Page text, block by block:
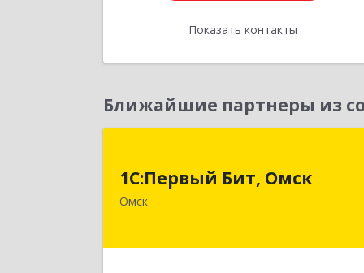
Показать контакты
Назад
Ближайшие партнеры из
1С:Первый Бит, Омск
Омск
644099, Омская обл, Омск г, Гагарина